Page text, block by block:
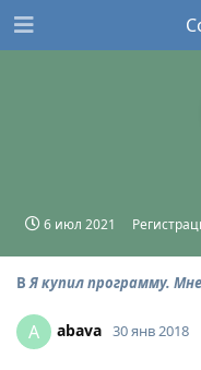
6 июл 2021
ВЯ купил программу.
A abava 30 янв 2018